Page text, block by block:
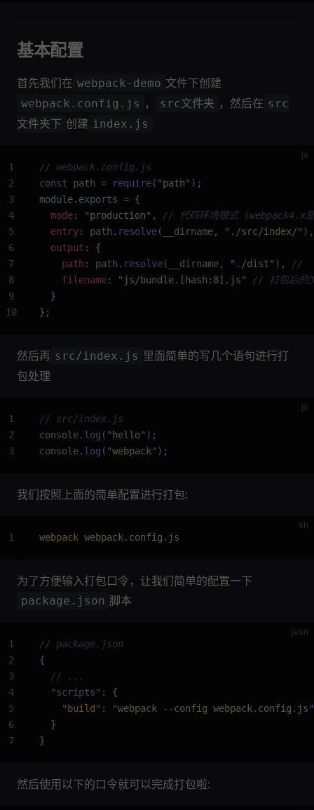
基本配置
首先我们在 webpack-demo 文件下创建
webpack.config.js ， src文件夹 ，然后在 src
文件夹下 创建 index.js
js
// webpack.config.js
const path = require( "path" ) ;
module.exports = {
  mode
: "production" ,
// 代码环境模式 (webpack4.x
  entry
: path . resolve(__dirname, " ./src/index/" ) ,
  output
:
{
    path
: path . resolve(__dirname, " ./dist" ) ,
//
    filename
: " js/bundle.[hash:8].js"
// 打包后的
  }
};
1
2
3
4
5
6
7
8
9
10
然后再 src/index.js 里面简单的写几个语句进行打
包处理
js
// src/index.js
console. log ( " hello" ) ;
console. log ( "webpack" ) ;
1
2
3
我们按照上面的简单配置进行打包:
sh
webpack webpack.config.js
1
为了方便输入打包口令，让我们简单的配置一下
package.json 脚本
json
// package.json
{
  // ...
  "
scripts" :
{
    "
build " : "webpack --config webpack.config.js"
  }
}
1
2
3
4
5
6
7
然后使用以下的口令就可以完成打包啦: